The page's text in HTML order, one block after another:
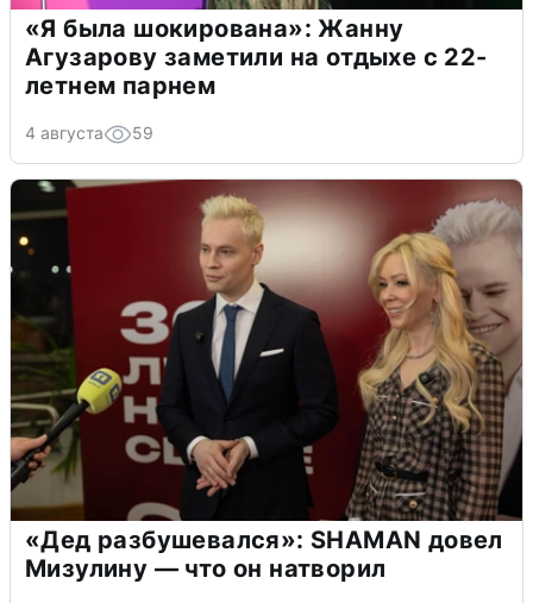
«Я была шокирована»: Жанну
Агузарову заметили на отдыхе с 22-
летнем парнем
4 августа 59
«Дед разбушевался»: SHAMAN довел
Мизулину — что он натворил